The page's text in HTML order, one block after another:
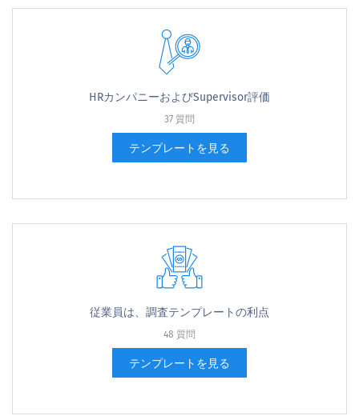
HRカンパニーおよびSupervisor評価
37 質問
テンプレートを見る
従業員は、調査テンプレートの利点
48 質問
テンプレートを見る